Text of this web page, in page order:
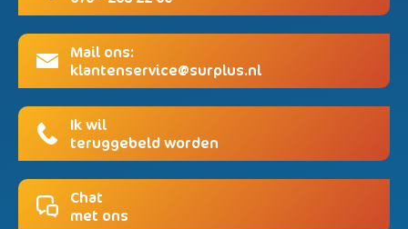
Mail ons:
klantenservice@surplus.nl
Ik wil
teruggebeld worden
Chat
met ons